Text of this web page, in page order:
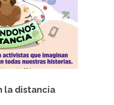
la distancia